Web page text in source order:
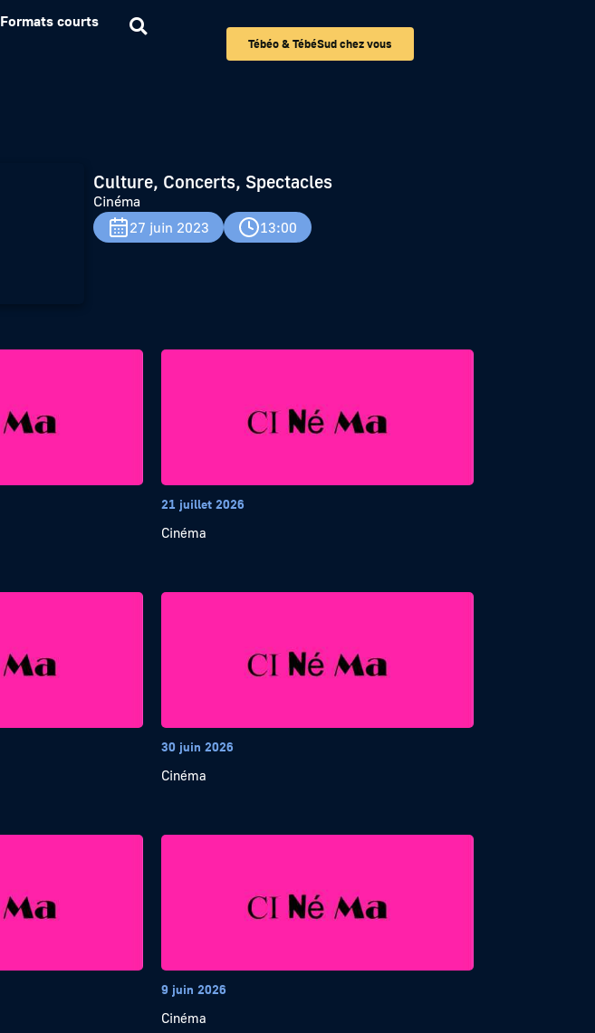
Formats courts
Tébéo & TébéSud chez vous
Culture, Concerts, Spectacles
Cinéma
27 juin 2023
13:00
21 juillet 2026
Cinéma
30 juin 2026
Cinéma
9 juin 2026
Cinéma